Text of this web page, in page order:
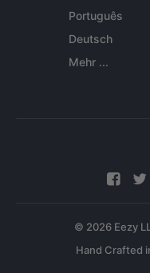
Português
Deutsch
Mehr ...
© 2026 Eezy